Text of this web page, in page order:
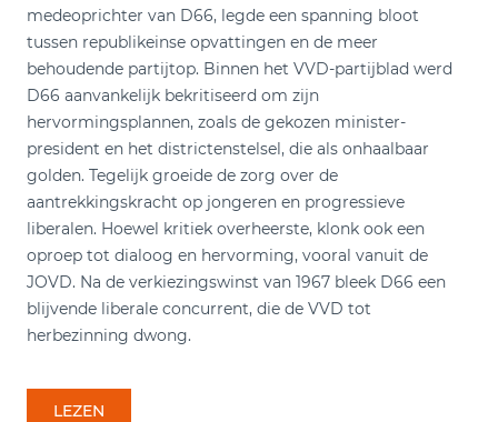
medeoprichter van D66, legde een spanning bloot
tussen republikeinse opvattingen en de meer
behoudende partijtop. Binnen het VVD-partijblad werd
D66 aanvankelijk bekritiseerd om zijn
hervormingsplannen, zoals de gekozen minister-
president en het districtenstelsel, die als onhaalbaar
golden. Tegelijk groeide de zorg over de
aantrekkingskracht op jongeren en progressieve
liberalen. Hoewel kritiek overheerste, klonk ook een
oproep tot dialoog en hervorming, vooral vanuit de
JOVD. Na de verkiezingswinst van 1967 bleek D66 een
blijvende liberale concurrent, die de VVD tot
herbezinning dwong.
LEZEN